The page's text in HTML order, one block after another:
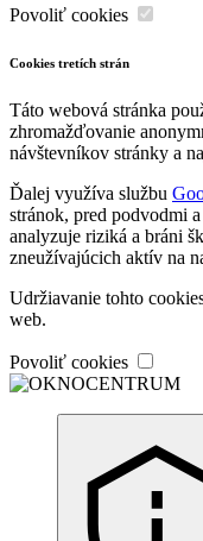
Povoliť cookies
Cookies tretích strán
Táto webová stránka
zhromažďovanie
návštevníkov stránky a
Ďalej využíva službu
stránok, pred podvodmi
analyzuje riziká a bráni
zneužívajúcich aktív na
Udržiavanie tohto
web.
Povoliť cookies